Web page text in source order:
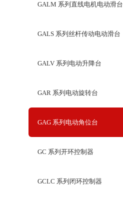
GALM 系列直线电机电动滑台
GALS 系列丝杆传动电动滑台
GALV 系列电动升降台
GAR 系列电动旋转台
GAG 系列电动角位台
GC 系列开环控制器
GCLC 系列闭环控制器